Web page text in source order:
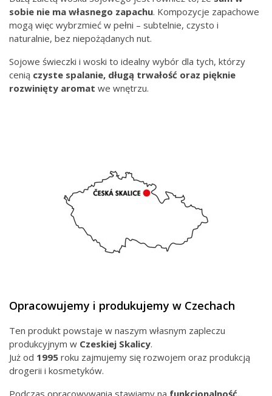
sobie nie ma własnego zapachu. Kompozycje zapachowe
mogą więc wybrzmieć w pełni – subtelnie, czysto i
naturalnie, bez niepożądanych nut.
Sojowe świeczki i woski to idealny wybór dla tych, którzy
cenią czyste spalanie, długą trwałość oraz pięknie
rozwinięty aromat we wnętrzu.
Opracowujemy i produkujemy w Czechach
Ten produkt powstaje w naszym własnym zapleczu
produkcyjnym w Czeskiej Skalicy.
Już od 1995 roku zajmujemy się rozwojem oraz produkcją
drogerii i kosmetyków.